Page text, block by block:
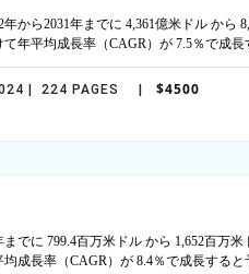
から2031年までに 4,361億米ドル から
年平均成長率（CAGR）が 7.5％で成長
| 224 PAGES | $4500
でに 799.4百万米ドル から 1,652百万
成長率（CAGR）が 8.4％で成長すると